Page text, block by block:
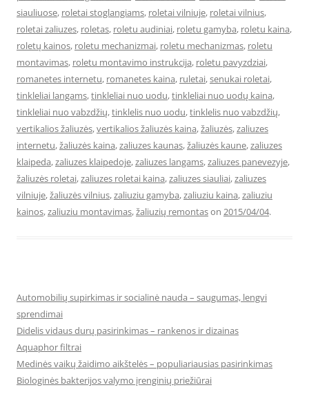
siauliuose, roletai stoglangiams, roletai vilniuje, roletai vilnius,
roletai zaliuzes, roletas, roletu audiniai, roletu gamyba, roletu kaina,
roletų kainos, roletu mechanizmai, roletu mechanizmas, roletu
montavimas, roletu montavimo instrukcija, roletu pavyzdziai,
romanetes internetu, romanetes kaina, ruletai,senukai roletai,
tinkleliai langams,tinkleliai nuo uodu,tinkleliai nuo uodų kaina,
tinkleliai nuo vabzdžių,tinklelis nuo uodu,tinklelis nuo vabzdžių,
vertikalios žaliuzės,vertikalios žaliuzės kaina,žaliuzės,zaliuzes
internetu,žaliuzės kaina,zaliuzes kaunas,žaliuzės kaune,zaliuzes
klaipeda,zaliuzes klaipedoje,zaliuzes langams,zaliuzes panevezyje,
žaliuzės roletai,zaliuzes roletai kaina,zaliuzes siauliai,zaliuzes
vilniuje,žaliuzės vilnius,zaliuziu gamyba,zaliuziu kaina,zaliuziu
kainos,zaliuziu montavimas,žaliuzių remontason 2015/04/04.
Automobilių supirkimas ir socialinė nauda – saugumas, lengvi
sprendimai
Didelis vidaus durų pasirinkimas – rankenos ir dizainas
Aquaphor filtrai
Medinės vaikų žaidimo aikštelės – populiariausias pasirinkimas
Biologinės bakterijos valymo įrenginių priežiūrai